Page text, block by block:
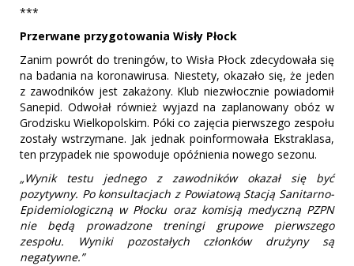
***
Przerwane przygotowania Wisły Płock
Zanim powrót do treningów, to Wisła Płock zdecydowała się
na badania na koronawirusa. Niestety, okazało się, że jeden
z zawodników jest zakażony. Klub niezwłocznie powiadomił
Sanepid. Odwołał również wyjazd na zaplanowany obóz w
Grodzisku Wielkopolskim. Póki co zajęcia pierwszego zespołu
zostały wstrzymane. Jak jednak poinformowała Ekstraklasa,
ten przypadek nie spowoduje opóźnienia nowego sezonu.
„Wynik testu jednego z zawodników okazał się być
pozytywny. Po konsultacjach z Powiatową Stacją Sanitarno-
Epidemiologiczną w Płocku oraz komisją medyczną PZPN
nie będą prowadzone treningi grupowe pierwszego
zespołu. Wyniki pozostałych członków drużyny są
negatywne.”